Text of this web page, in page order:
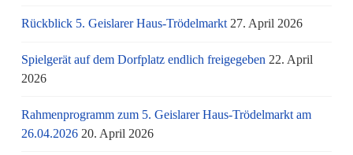
Rückblick 5. Geislarer Haus-Trödelmarkt 27. April 2026
Spielgerät auf dem Dorfplatz endlich freigegeben 22. April
2026
Rahmenprogramm zum 5. Geislarer Haus-Trödelmarkt am
26.04.2026 20. April 2026